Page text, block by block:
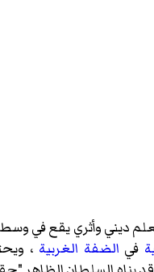
ديني وأثري يقع في وسط
في الضفة الغربية ،